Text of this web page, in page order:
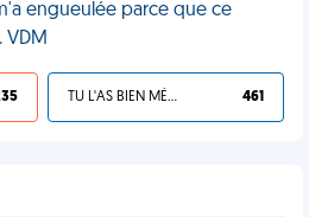
engueulée parce que ce
VDM
TU L'AS BIEN MÉRITÉ 461